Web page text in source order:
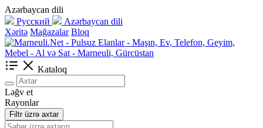
Azərbaycan dili
Русский
Azərbaycan dili
Xəritə Mağazalar Bloq
Kataloq
Ləğv et
Rayonlar
Filtr üzrə axtar